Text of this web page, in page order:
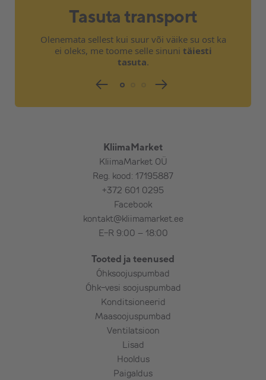
– Seadme testimine
Vajadusel lisatasu eest(lisamaterjalide
vajaduse ja kulu selgitab välja paigaldaja
– Välisosa maaraam, kiviplaadid välisosa alla
(saab osta meilt)
– Pikem torustik, pikem karbik, nurgad,
vahetükid, lõõtsad
– Elektritoite toomine seadmeni
– Elektrikilpi automaadi paigaldus ja kaabli
– Külmaaine lisamine (standard pikkuse
ulatuses on seadmed eeltäidetud) Külmaaine
– Tõstuki kasutamine
– Teemantpuurimine – armeeritud betoon,
maakivi, paas, punane tellis jms
Lisatööde eest tasumine kohapeal
Tasuta transport
Olenemata sellest kui suur või väike su ost ka
ei oleks, me toome selle sinuni täiesti
tasuta.
KliimaMarket
KliimaMarket OÜ
Reg. kood: 17195887
+372 601 0295
Facebook
kontakt@kliimamarket.ee
E-R 9:00 – 18:00
Tooted ja teenused
Õhksoojuspumbad
Õhk-vesi soojuspumbad
Konditsioneerid
Maasoojuspumbad
Ventilatsioon
Lisad
Hooldus
Paigaldus